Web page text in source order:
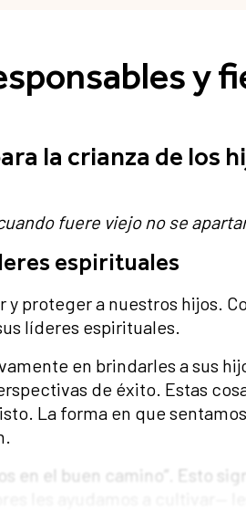
y
la crianza de los
fuere viejo no se
espirituales
proteger a nuestros hijos.
líderes espirituales.
en brindarles a sus
de éxito. Estas
La forma en que
en el buen camino”. Esto